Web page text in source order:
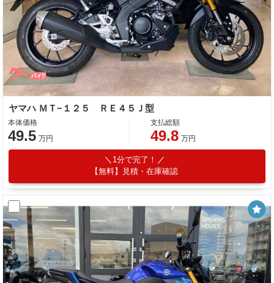
ヤマハ ＭＴ−１２５ ＲＥ４５Ｊ型
本体価格
49.5 万円
支払総額
49.8 万円
1分で完了！
【無料】見積・在庫確認